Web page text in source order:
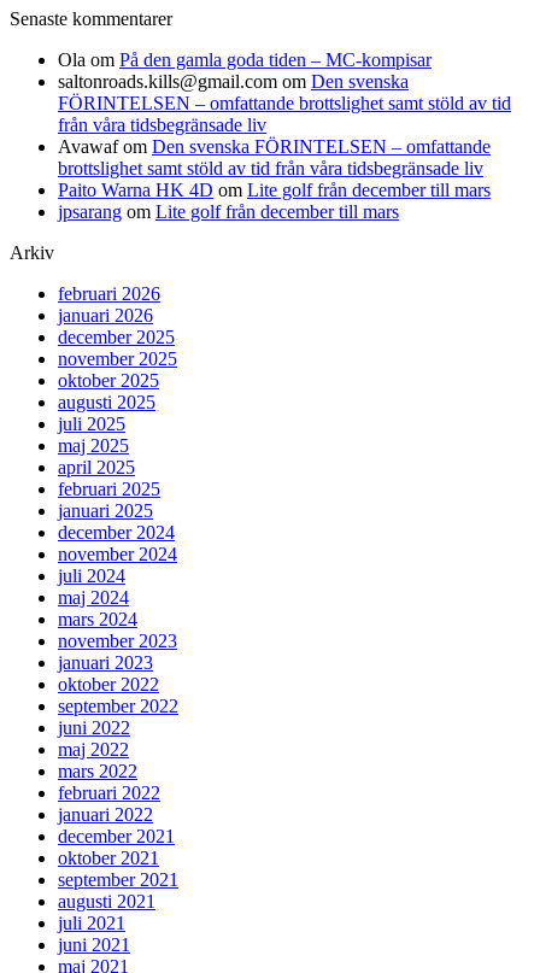
Senaste kommentarer
Ola om På den gamla goda tiden – MC-kompisar
saltonroads.kills@gmail.com om Den svenska
FÖRINTELSEN – omfattande brottslighet samt stöld av tid
från våra tidsbegränsade liv
Avawafom Den svenska FÖRINTELSEN – omfattande
brottslighet samt stöld av tid från våra tidsbegränsade liv
Paito Warna HK 4D om Lite golf från december till mars
jpsarang om Lite golf från december till mars
Arkiv
februari 2026
januari 2026
december 2025
november 2025
oktober 2025
augusti 2025
juli 2025
maj 2025
april 2025
februari 2025
januari 2025
december 2024
november 2024
juli 2024
maj 2024
mars 2024
november 2023
januari 2023
oktober 2022
september 2022
juni 2022
maj 2022
mars 2022
februari 2022
januari 2022
december 2021
oktober 2021
september 2021
augusti 2021
juli 2021
juni 2021
maj 2021